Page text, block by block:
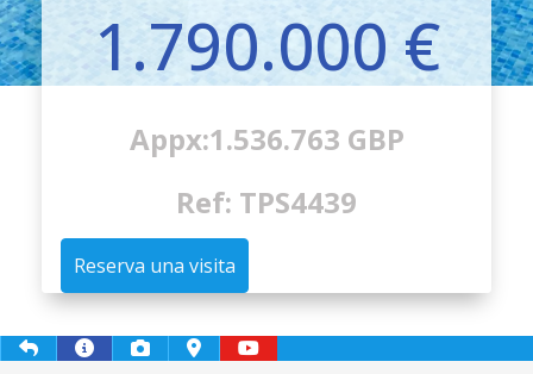
1.790.000 €
Appx:1.536.763 GBP
Ref: TPS4439
Reserva una visita